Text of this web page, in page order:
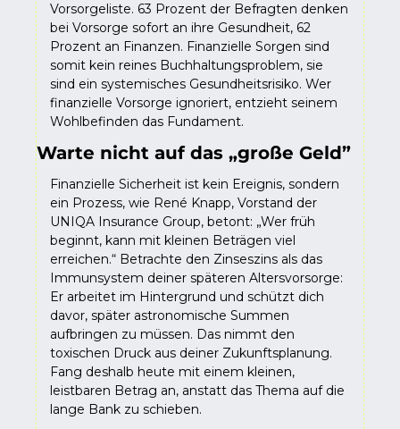
Vorsorgeliste. 63 Prozent der Befragten denken
bei Vorsorge sofort an ihre Gesundheit, 62
Prozent an Finanzen. Finanzielle Sorgen sind
somit kein reines Buchhaltungsproblem, sie
sind ein systemisches Gesundheitsrisiko. Wer
finanzielle Vorsorge ignoriert, entzieht seinem
Wohlbefinden das Fundament.
Warte nicht auf das „große Geld”
Finanzielle Sicherheit ist kein Ereignis, sondern
ein Prozess, wie René Knapp, Vorstand der
UNIQA Insurance Group, betont: „Wer früh
beginnt, kann mit kleinen Beträgen viel
erreichen.“ Betrachte den Zinseszins als das
Immunsystem deiner späteren Altersvorsorge:
Er arbeitet im Hintergrund und schützt dich
davor, später astronomische Summen
aufbringen zu müssen. Das nimmt den
toxischen Druck aus deiner Zukunftsplanung.
Fang deshalb heute mit einem kleinen,
leistbaren Betrag an, anstatt das Thema auf die
lange Bank zu schieben.